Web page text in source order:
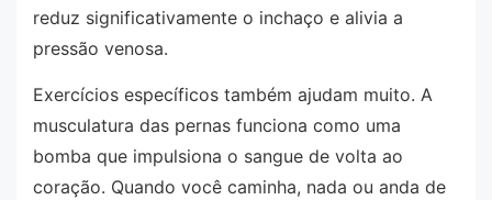
reduz significativamente o inchaço e alivia a
pressão venosa.
Exercícios específicos também ajudam muito. A
musculatura das pernas funciona como uma
bomba que impulsiona o sangue de volta ao
coração. Quando você caminha, nada ou anda de